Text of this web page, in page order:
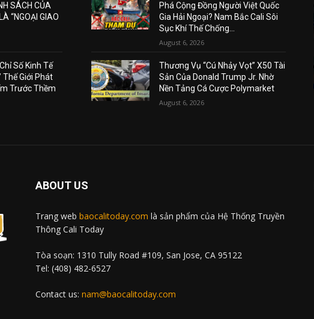
SÁCH CỦA
“NGOẠI GIAO
Số Kinh Tế
Thế Giới Phát
Trước Thềm
Phá Cộng Đồng Người Việt Quốc
Gia Hải Ngoại? Nam Bắc Cali Sôi
Sục Khí Thế Chống...
August 6, 2026
Thương Vụ “Cú Nhảy Vọt” X50 Tài
Sản Của Donald Trump Jr. Nhờ
Nền Tảng Cá Cược Polymarket
August 6, 2026
ABOUT US
Trang web baocalitoday.com là sản phẩm của Hệ Thống Truyền
Thông Cali Today
Tòa soạn: 1310 Tully Road #109, San Jose, CA 95122
Tel: (408) 482-6527
Contact us: nam@baocalitoday.com